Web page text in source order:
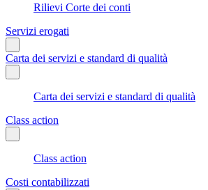
Rilievi Corte dei conti
Servizi erogati
Carta dei servizi e standard di qualità
Carta dei servizi e standard di qualità
Class action
Class action
Costi contabilizzati